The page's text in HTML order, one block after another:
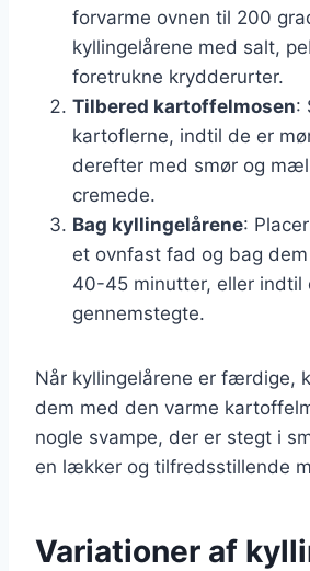
forvarme ovnen til 200
kyllingelårene med salt,
foretrukne krydderurter.
Tilbered kartoffelmosen:
kartoflerne, indtil de er
derefter med smør og
cremede.
Bag kyllingelårene:
et ovnfast fad og bag
40-45 minutter, eller indtil
gennemstegte.
Når kyllingelårene er færdige,
dem med den varme
nogle svampe, der er stegt i
en lækker og tilfredsstillende
Variationer af